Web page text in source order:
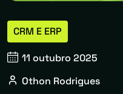
CRM E ERP
11 outubro 2025
Othon Rodrigues